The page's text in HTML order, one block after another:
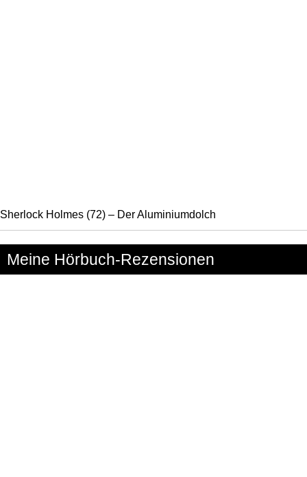
Sherlock Holmes (72) – Der Aluminiumdolch
Meine Hörbuch-Rezensionen